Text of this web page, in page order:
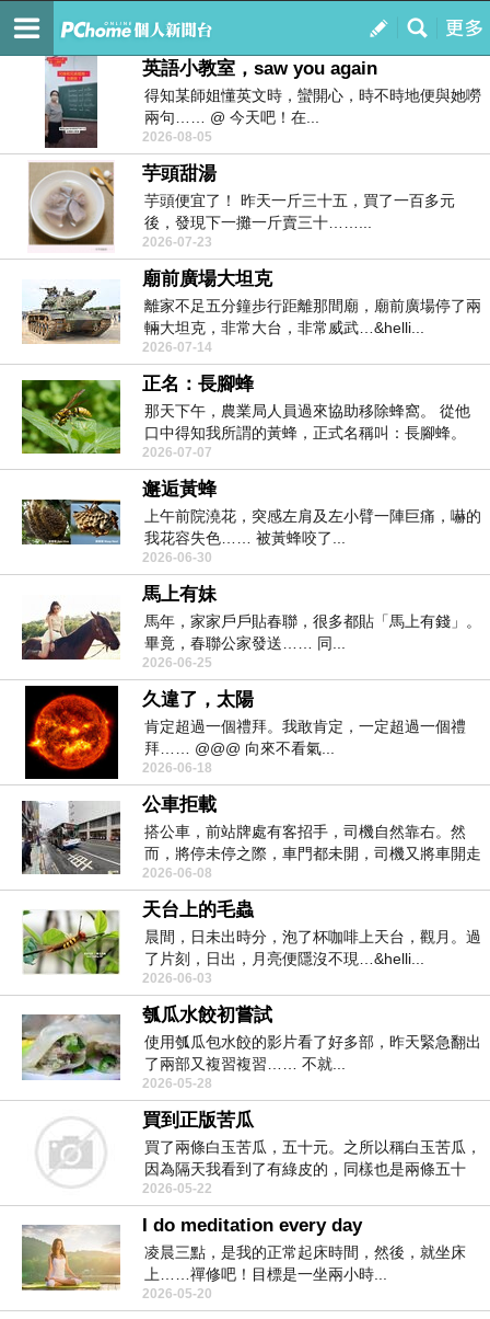
我的
訂閱
私人閱讀空間
英語小教室，saw you again
得知某師姐懂英文時，蠻開心，時不時地便與她嘮
兩句…… @ 今天吧！在...
2026-08-05
芋頭甜湯
芋頭便宜了！ 昨天一斤三十五，買了一百多元
後，發現下一攤一斤賣三十……...
2026-07-23
廟前廣場大坦克
離家不足五分鐘步行距離那間廟，廟前廣場停了兩
輛大坦克，非常大台，非常威武…&helli...
2026-07-14
正名：長腳蜂
那天下午，農業局人員過來協助移除蜂窩。 從他
口中得知我所謂的黃蜂，正式名稱叫：長腳蜂。
我隨口抱...
2026-07-07
邂逅黃蜂
上午前院澆花，突感左肩及左小臂一陣巨痛，嚇的
我花容失色…… 被黃蜂咬了...
2026-06-30
馬上有妹
馬年，家家戶戶貼春聯，很多都貼「馬上有錢」。
畢竟，春聯公家發送…… 同...
2026-06-25
久違了，太陽
肯定超過一個禮拜。我敢肯定，一定超過一個禮
拜…… @@@ 向來不看氣...
2026-06-18
公車拒載
搭公車，前站牌處有客招手，司機自然靠右。然
而，將停未停之際，車門都未開，司機又將車開走
了。留下一臉錯...
2026-06-08
天台上的毛蟲
晨間，日未出時分，泡了杯咖啡上天台，觀月。過
了片刻，日出，月亮便隱沒不現…&helli...
2026-06-03
瓠瓜水餃初嘗試
使用瓠瓜包水餃的影片看了好多部，昨天緊急翻出
了兩部又複習複習…… 不就...
2026-05-28
買到正版苦瓜
買了兩條白玉苦瓜，五十元。之所以稱白玉苦瓜，
因為隔天我看到了有綠皮的，同樣也是兩條五十
&hellip...
2026-05-22
I do meditation every day
凌晨三點，是我的正常起床時間，然後，就坐床
上……禪修吧！目標是一坐兩小時...
2026-05-20